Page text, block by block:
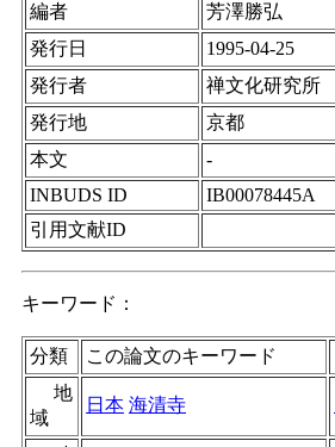
編者
芳澤勝弘
発行日
1995-04-25
発行者
禅文化研究所
発行地
京都
本文
-
INBUDS ID
IB00078445A
引用文献ID
キーワード：
分類 この論文のキーワード
地
域
日本 海清寺